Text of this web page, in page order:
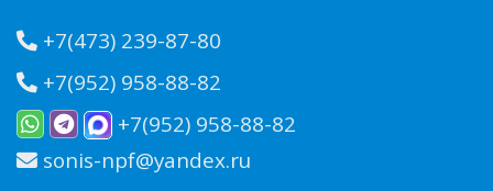
+7(473) 239-87-80
+7(952) 958-88-82
+7(952) 958-88-82
sonis-npf@yandex.ru